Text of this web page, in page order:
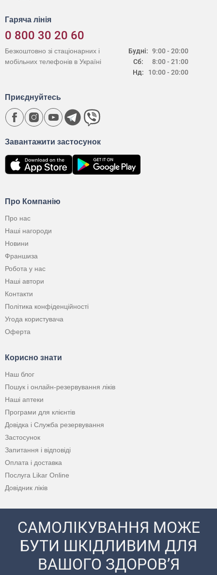
Гаряча лінія
0 800 30 20 60
Будні:
Сб:
Нд:
9:00 - 20:00
8:00 - 21:00
10:00 - 20:00
Безкоштовно зі стаціонарних і
мобільних телефонів в Україні
Про Компанію
Про нас
Наші нагороди
Новини
Франшиза
Робота у нас
Наші автори
Контакти
Політика конфіденційності
Угода користувача
Оферта
Корисно знати
Наш блог
Пошук і онлайн-резервування ліків
Наші аптеки
Програми для клієнтів
Довідка і Служба резервування
Застосунок
Запитання і відповіді
Оплата і доставка
Послуга Likar Online
Довідник ліків
Завантажити застосунок
Приєднуйтесь
САМОЛІКУВАННЯ МОЖЕ
БУТИ ШКІДЛИВИМ ДЛЯ
ВАШОГО ЗДОРОВ’Я